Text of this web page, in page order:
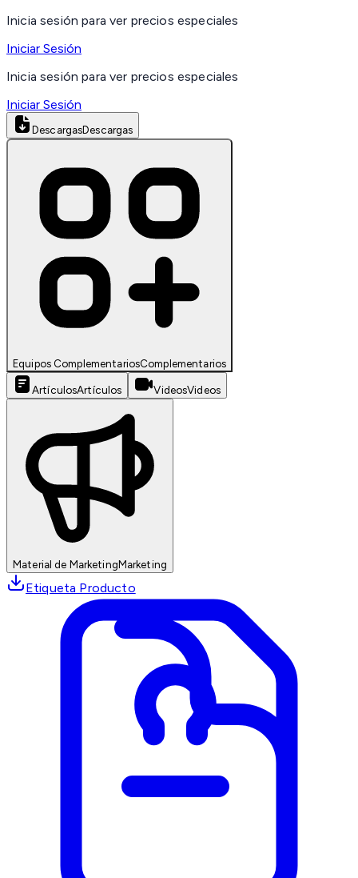
Inicia sesión para ver precios especiales
Iniciar Sesión
Inicia sesión para ver precios especiales
Iniciar Sesión
DescargasDescargas
Equipos ComplementariosComplementarios
ArtículosArtículos VideosVideos
Material de MarketingMarketing
Etiqueta Producto